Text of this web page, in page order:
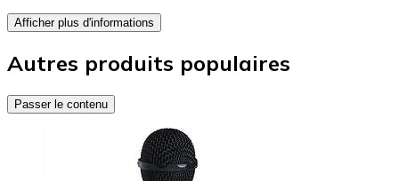
Afficher plus d'informations
Autres produits populaires
Passer le contenu